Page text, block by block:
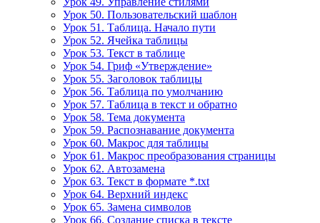
Урок 50. Пользовательский шаблон
Урок 51. Таблица. Начало пути
Урок 52. Ячейка таблицы
Урок 53. Текст в таблице
Урок 54. Гриф «Утверждение»
Урок 55. Заголовок таблицы
Урок 56. Таблица по умолчанию
Урок 57. Таблица в текст и обратно
Урок 58. Тема документа
Урок 59. Распознавание документа
Урок 60. Макрос для таблицы
Урок 61. Макрос преобразования страницы
Урок 62. Автозамена
Урок 63. Текст в формате *.txt
Урок 64. Верхний индекс
Урок 65. Замена символов
Урок 66. Создание списка в тексте